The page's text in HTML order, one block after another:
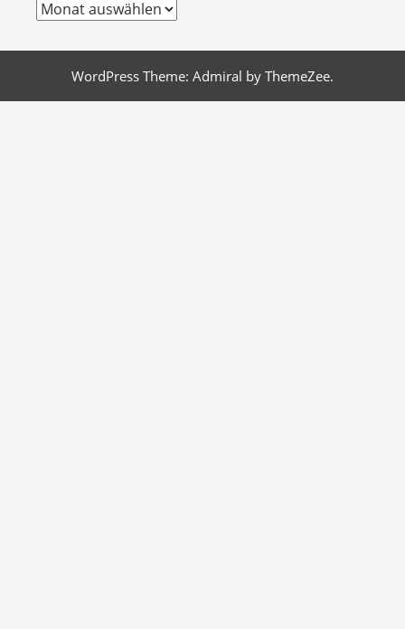
Archiv
WordPress Theme: Admiral by ThemeZee.